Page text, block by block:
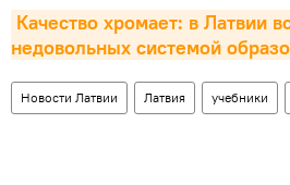
Качество хромает: в Латвии
недовольных системой
Новости Латвии Латвия учебники